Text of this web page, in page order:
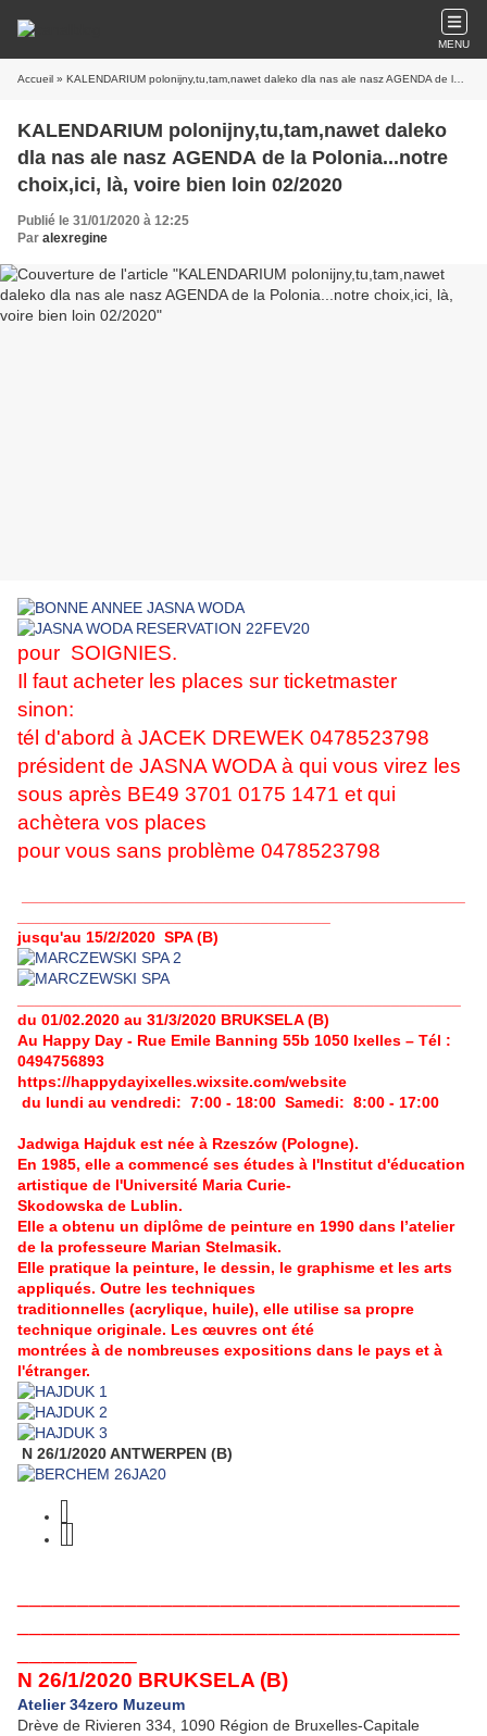
MENU
Accueil » KALENDARIUM polonijny,tu,tam,nawet daleko dla nas ale nasz AGENDA de la Polonia...notre choix,ici, là, voire bien loin 02/2020
KALENDARIUM polonijny,tu,tam,nawet daleko
dla nas ale nasz AGENDA de la Polonia...notre
choix,ici, là, voire bien loin 02/2020
Publié le 31/01/2020 à 12:25
Par alexregine
pour SOIGNIES.
Il faut acheter les places sur ticketmaster
sinon:
tél d'abord à JACEK DREWEK 0478523798
président de JASNA WODA à qui vous virez les
sous après BE49 3701 0175 1471 et qui
achètera vos places
pour vous sans problème 0478523798
jusqu'au 15/2/2020 SPA (B)
du 01/02.2020 au 31/3/2020 BRUKSELA (B)
Au Happy Day - Rue Emile Banning 55b 1050 Ixelles – Tél :
0494756893
https://happydayixelles.wixsite.com/website
du lundi au vendredi: 7:00 - 18:00 Samedi: 8:00 - 17:00
Jadwiga Hajduk est née à Rzeszów (Pologne).
En 1985, elle a commencé ses études à l'Institut d'éducation
artistique de l'Université Maria Curie-
Skodowska de Lublin.
Elle a obtenu un diplôme de peinture en 1990 dans l’atelier
de la professeure Marian Stelmasik.
Elle pratique la peinture, le dessin, le graphisme et les arts
appliqués. Outre les techniques
traditionnelles (acrylique, huile), elle utilise sa propre
technique originale. Les œuvres ont été
montrées à de nombreuses expositions dans le pays et à
l'étranger.
N 26/1/2020 ANTWERPEN (B)
N 26/1/2020 BRUKSELA (B)
Atelier 34zero Muzeum
Drève de Rivieren 334, 1090 Région de Bruxelles-Capitale